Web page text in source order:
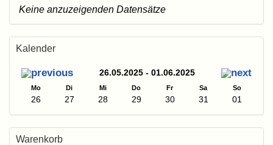
Keine anzuzeigenden Datensätze
Kalender
26.05.2025 - 01.06.2025
Mo Di Mi Do Fr Sa So
26 27 28 29 30 31 01
Warenkorb